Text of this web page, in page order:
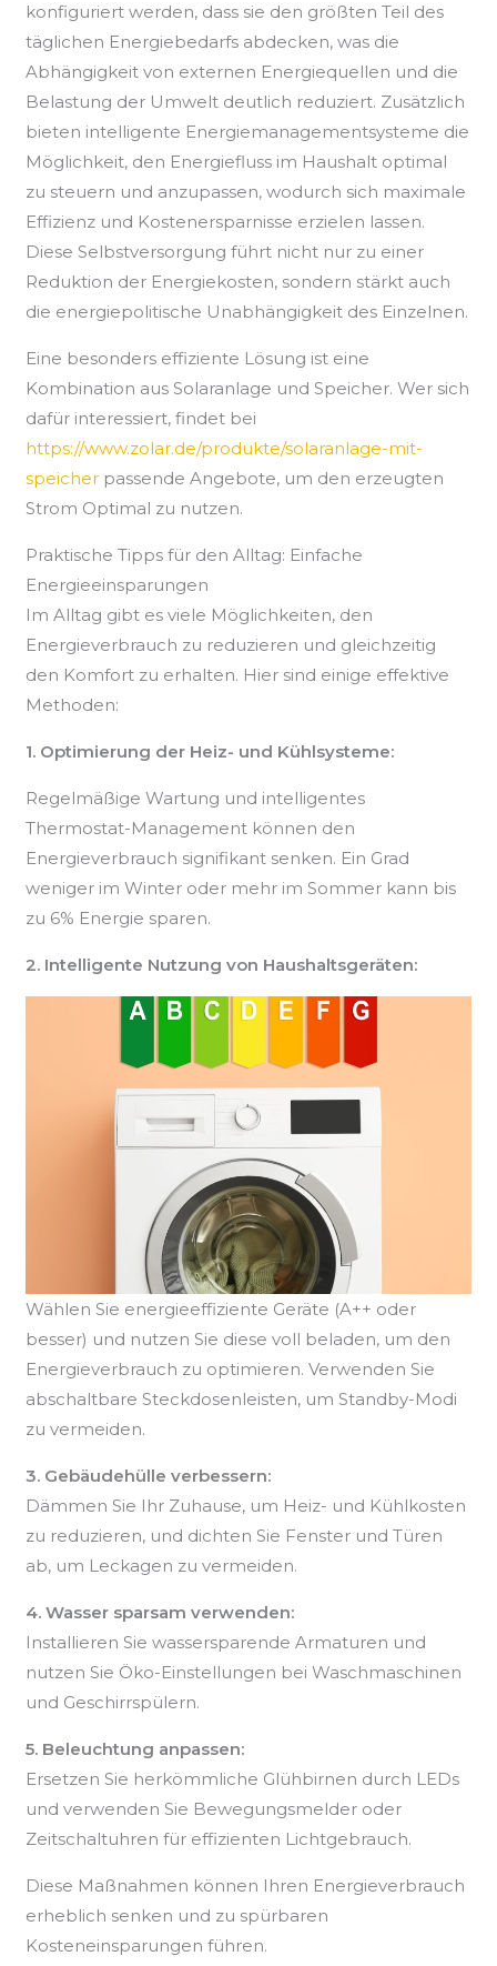
konfiguriert werden, dass sie den größten Teil des
täglichen Energiebedarfs abdecken, was die
Abhängigkeit von externen Energiequellen und die
Belastung der Umwelt deutlich reduziert. Zusätzlich
bieten intelligente Energiemanagementsysteme die
Möglichkeit, den Energiefluss im Haushalt optimal
zu steuern und anzupassen, wodurch sich maximale
Effizienz und Kostenersparnisse erzielen lassen.
Diese Selbstversorgung führt nicht nur zu einer
Reduktion der Energiekosten, sondern stärkt auch
die energiepolitische Unabhängigkeit des Einzelnen.
Eine besonders effiziente Lösung ist eine
Kombination aus Solaranlage und Speicher. Wer sich
dafür interessiert, findet bei
https://www.zolar.de/produkte/solaranlage-mit-
speicher passende Angebote, um den erzeugten
Strom Optimal zu nutzen.
Praktische Tipps für den Alltag: Einfache
Energieeinsparungen
Im Alltag gibt es viele Möglichkeiten, den
Energieverbrauch zu reduzieren und gleichzeitig
den Komfort zu erhalten. Hier sind einige effektive
Methoden:
1. Optimierung der Heiz- und Kühlsysteme:
Regelmäßige Wartung und intelligentes
Thermostat-Management können den
Energieverbrauch signifikant senken. Ein Grad
weniger im Winter oder mehr im Sommer kann bis
zu 6% Energie sparen.
2. Intelligente Nutzung von Haushaltsgeräten:
Wählen Sie energieeffiziente Geräte (A++ oder
besser) und nutzen Sie diese voll beladen, um den
Energieverbrauch zu optimieren. Verwenden Sie
abschaltbare Steckdosenleisten, um Standby-Modi
zu vermeiden.
3. Gebäudehülle verbessern:
Dämmen Sie Ihr Zuhause, um Heiz- und Kühlkosten
zu reduzieren, und dichten Sie Fenster und Türen
ab, um Leckagen zu vermeiden.
4. Wasser sparsam verwenden:
Installieren Sie wassersparende Armaturen und
nutzen Sie Öko-Einstellungen bei Waschmaschinen
und Geschirrspülern.
5. Beleuchtung anpassen:
Ersetzen Sie herkömmliche Glühbirnen durch LEDs
und verwenden Sie Bewegungsmelder oder
Zeitschaltuhren für effizienten Lichtgebrauch.
Diese Maßnahmen können Ihren Energieverbrauch
erheblich senken und zu spürbaren
Kosteneinsparungen führen.